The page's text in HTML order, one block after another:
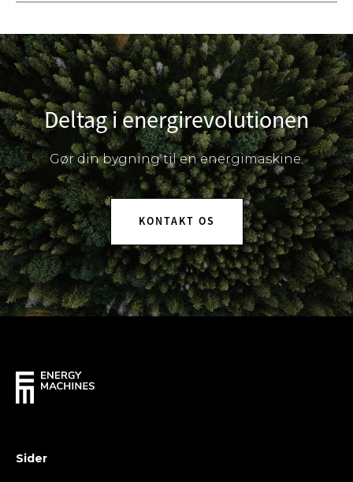
Deltag i energirevolutionen
Gør din bygning til en energimaskine.
KONTAKT OS
Sider